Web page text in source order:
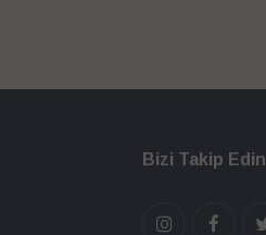
Bizi Takip Edin